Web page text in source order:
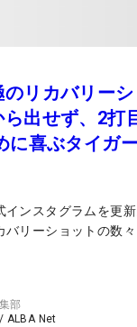
リカバリー
出せず、2打
に喜ぶタイガ
インスタグラムを更
バリーショットの数
部
/ ALBA Net